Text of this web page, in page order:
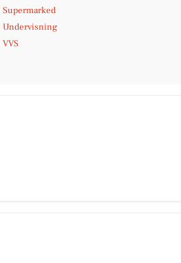
Supermarked
Undervisning
VVS